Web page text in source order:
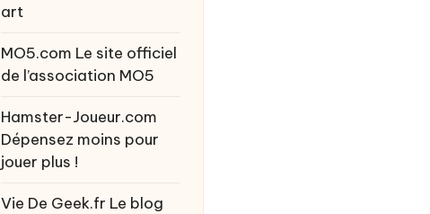
art
MO5.com Le site officiel
de l’association MO5
Hamster-Joueur.com
Dépensez moins pour
jouer plus !
Vie De Geek.fr Le blog